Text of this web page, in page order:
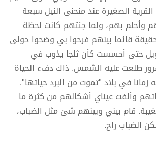
الصغيرة عند منحنى النيل سبعة
وأحلم بهم، ولما جئتهم كانت لحظة
قائما بينهم فرحوا بي وضحوا حولى
حتى أحسست كأن ثلجا يذوب في
طلعت عليه الشمس. ذاك دفء الحياة
في بلاد "تموت من البرد حياتها".
وألفت عيناي أشكالهم من كثرة ما
قام بيني وبينهم شئ مثل الضباب،
الضباب راح.